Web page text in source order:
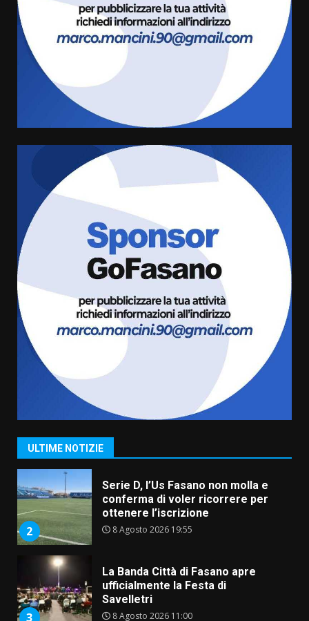
ULTIME NOTIZIE
8 Agosto 2026 11:00
Savelletri in festa, domani sera
grande spettacolo con Uccio De
Santis
Sostenibile: premiati gli studenti
universitari del bando “La strada
giusta”
8 Agosto 2026 07:15
“I Contestatori: Musica di
Rivoluzione”: nuovo
appuntamento con “Fasano in
Banda”
7 Agosto 2026 06:05
US Fasano, Scianaro: “Profonda
amarezza per esclusione dal
campionato di calcio”
7 Agosto 2026 06:00
1
Grande successo per la “Sagra
del Pesce Spada” a Savelletri
9 Agosto 2026 07:32
2
Serie D, l’Us Fasano non molla e
conferma di voler ricorrere per
ottenere l’iscrizione
8 Agosto 2026 19:55
3
La Banda Città di Fasano apre
ufficialmente la Festa di
Savelletri
8 Agosto 2026 11:00